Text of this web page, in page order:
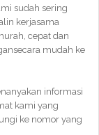
sudah sering
kerjasama
cepat dan
mudah ke
informasi
kami yang
ke nomor yang